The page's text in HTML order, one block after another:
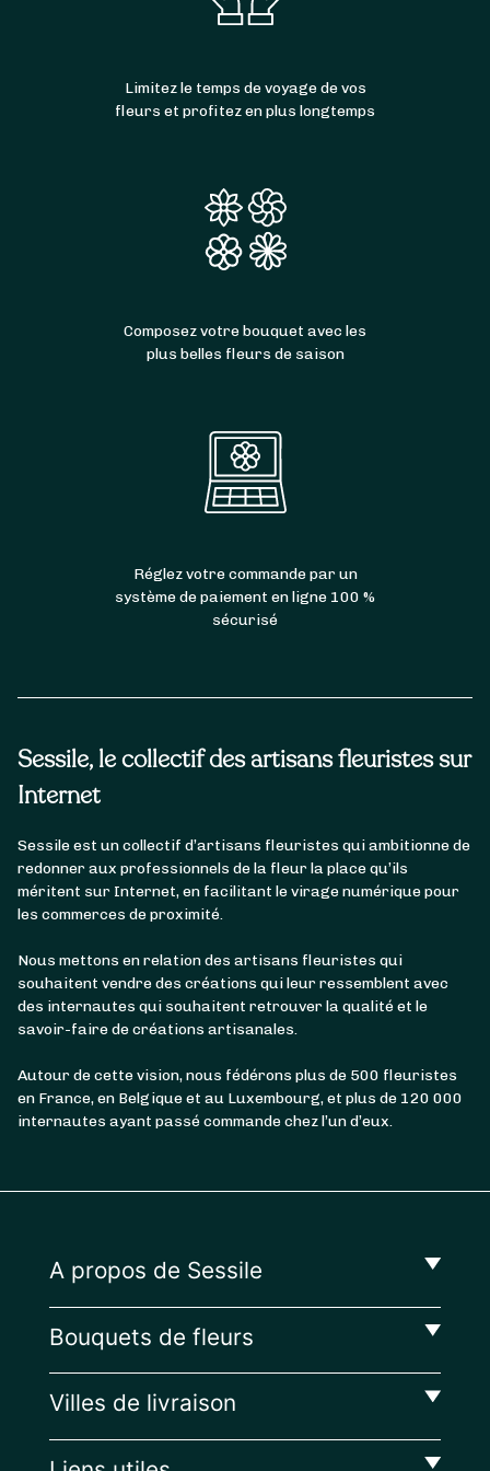
Sessile, le collectif des artisans fleuristes sur
Internet
Sessile est un collectif d’artisans fleuristes qui ambitionne de
redonner aux professionnels de la fleur la place qu’ils
méritent sur Internet, en facilitant le virage numérique pour
les commerces de proximité.
Nous mettons en relation des artisans fleuristes qui
souhaitent vendre des créations qui leur ressemblent avec
des internautes qui souhaitent retrouver la qualité et le
savoir-faire de créations artisanales.
Autour de cette vision, nous fédérons plus de 500 fleuristes
en France, en Belgique et au Luxembourg, et plus de 120 000
internautes ayant passé commande chez l’un d’eux.
Limitez le temps de voyage de vos
fleurs et profitez en plus longtemps
Composez votre bouquet avec les
plus belles fleurs de saison
Réglez votre commande par un
système de paiement en ligne 100 %
sécurisé
A propos de Sessile
Bouquets de fleurs
Villes de livraison